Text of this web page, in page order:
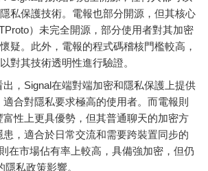
私保護技術。電報也部分開源，但其核心
）未完全開源，部分使用者對其加密
疑。此外，電報的程式碼稽核門檻較高，
對其技術透明性進行驗證。
，Signal在端對端加密和隱私保護上提供
合對隱私要求極高的使用者。而電報則
性上更具優勢，但其普通聊天的加密方
，適合於日常交流和需要跨裝置同步的
在市場佔有率上較高，具備強加密，但仍
私政策影響。